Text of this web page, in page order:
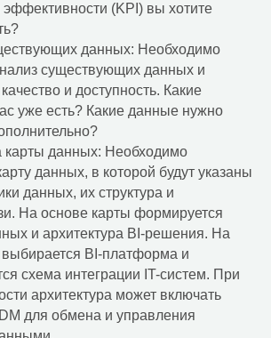
эффективности (KPI) вы хотите
данных: Необходимо
существующих данных и
и доступность. Какие
уже есть? Какие данные нужно
карты данных: Необходимо
данных, в которой будут указаны
данных, их структура и
На основе карты формируется
и архитектура BI-решения. На
выбирается BI-платформа и
схема интеграции IT-систем. При
архитектура может включать
для обмена и управления
обеспечение
ФЗ-117
медицины
ритейла
услуги